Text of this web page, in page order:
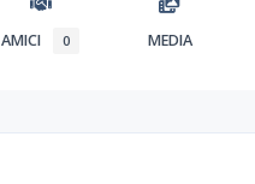
AMICI 0 MEDIA